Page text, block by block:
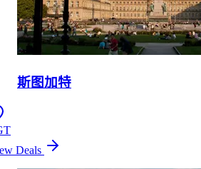
斯图加特
Deals